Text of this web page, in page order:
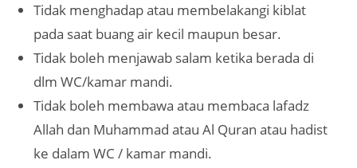
Tidak menghadap atau membelakangi kiblat
pada saat buang air kecil maupun besar.
Tidak boleh menjawab salam ketika berada di
dlm WC/kamar mandi.
Tidak boleh membawa atau membaca lafadz
Allah dan Muhammad atau Al Quran atau hadist
ke dalam WC / kamar mandi.